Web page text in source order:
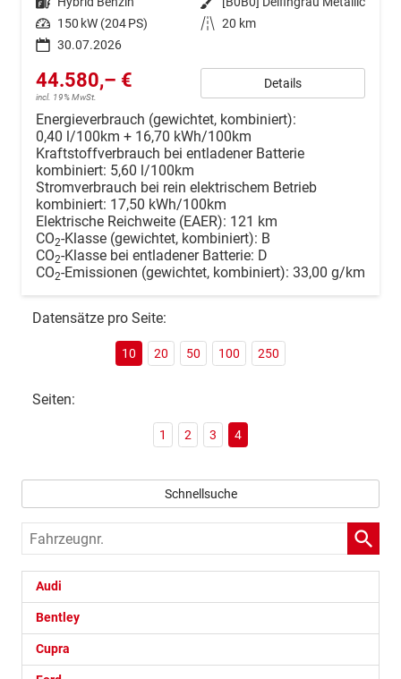
Leistung 150 kW (204 PS) Kilometerstand 20 km
30.07.2026
44.580,– €
incl. 19% MwSt.
Details
Energieverbrauch (gewichtet, kombiniert):
0,40 l/100km + 16,70 kWh/100km
Kraftstoffverbrauch bei entladener Batterie
kombiniert: 5,60 l/100km
Stromverbrauch bei rein elektrischem Betrieb
kombiniert: 17,50 kWh/100km
Elektrische Reichweite (EAER): 121 km
CO2-Klasse (gewichtet, kombiniert): B
CO2-Klasse bei entladener Batterie: D
CO2-Emissionen (gewichtet, kombiniert): 33,00 g/km
Datensätze pro Seite:
10 20 50 100 250
Seiten:
1 2 3 4
Schnellsuche
Fahrzeugnr.
Audi
Bentley
Cupra